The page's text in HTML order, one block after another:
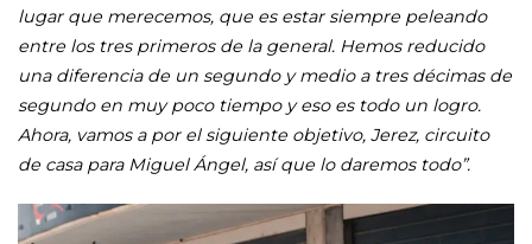
lugar que merecemos, que es estar siempre peleando
entre los tres primeros de la general. Hemos reducido
una diferencia de un segundo y medio a tres décimas de
segundo en muy poco tiempo y eso es todo un logro.
Ahora, vamos a por el siguiente objetivo, Jerez, circuito
de casa para Miguel Ángel, así que lo daremos todo”.